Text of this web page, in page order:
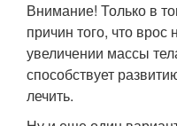
Внимание! Только в
причин того, что
увеличении массы
способствует
лечить.